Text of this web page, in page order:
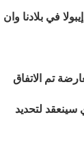
في بلادنا وان
تم الاتفاق
سينعقد لتحديد